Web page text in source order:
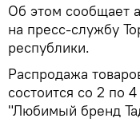
Об этом сообщает
на пресс-службу
республики.
Распродажа
состоится со 2 по
"Любимый бренд